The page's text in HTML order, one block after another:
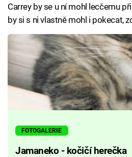
Carrey by se u ní mohl lecčemu
by si s ni vlastně mohl i pokecat,
FOTOGALERIE
Jamaneko - kočičí herečka